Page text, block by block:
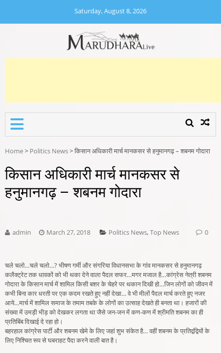
content
Saturday, August 8, 2026
Home> Politics News>किसान अधिकारी मार्च मानकसर से हनुमानगढ़ – शबनम गोदारा
किसान अधिकारी मार्च मानकसर से
हनुमानगढ़ – शबनम गोदारा
admin March 27, 2018 Politics News,Top News 0
चले चलो…चले चलो…? भीषण गर्मी और संगरिया विधानसभा के गांव मानकसर से हनुमानगढ़
कलैक्ट्रेट तक धावकों को भी थका देने वाला पैदल सफर…मगर मजाल है…कांग्रेस नेत्री शबनम
गोदारा के किसान मार्च में शामिल किसी बशर के चेहरे पर थकान दिखी हो…जिन लोगों को जीवन में
कभी बिना कार धरती पर एक कदम रखते हुए नहीं देखा… वे भी मीलों पैदल मार्च करते हुए नजर
आये…मार्च में शामिल समाज के तमाम तबके के लोगों का उत्साह देखते ही बनता था। हजारों की
संख्या में उमड़ी भीड़ को देखकर लगता था जैसे जन-जन में कण-कण में श्रीमति शबनम का ही
प्रतिबिंब दिखाई दे रहा हो।
बहरहाल कांग्रेस पार्टी और शबनम खेमे के लिए जहां शुभ संकेत है… वहीं शबनम के प्रतिद्वंद्वियों के
लिए निश्चित रूप से घबराहट पैदा करने वाली बात है।